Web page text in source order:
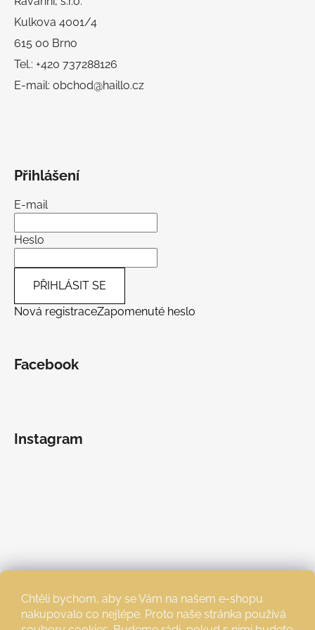
Chtěli bychom, aby se Vám na našem e-shopu
nakupovalo co nejlépe. Proto naše stránka používá
Kulkova 4001/4
615 00 Brno
Tel.: +420 737288126
E-mail: obchod@haillo.cz
Přihlášení
E-mail
Heslo
PŘIHLÁSIT SE
Nová registraceZapomenuté heslo
Facebook
Instagram